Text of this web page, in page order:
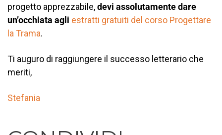
progetto apprezzabile,devi assolutamente dare
un’occhiata agli estratti gratuiti del corso Progettare
la Trama.
Ti auguro di raggiungere il successo letterario che
meriti,
Stefania